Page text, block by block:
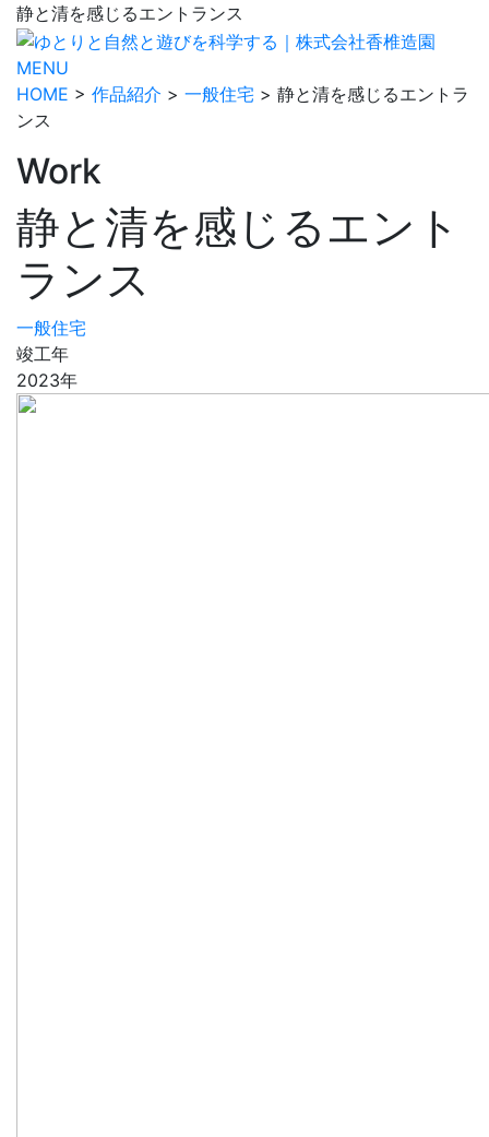
静と清を感じるエントランス
MENU
HOME > 作品紹介 > 一般住宅 > 静と清を感じるエントラ
ンス
Work
静と清を感じるエント
ランス
一般住宅
竣工年
2023年